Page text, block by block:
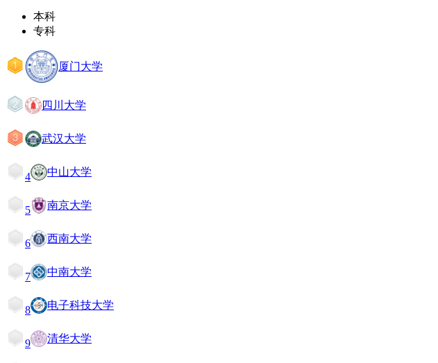
本科
专科
厦门大学
四川大学
武汉大学
4 中山大学
5 南京大学
6 西南大学
7 中南大学
8 电子科技大学
9 清华大学